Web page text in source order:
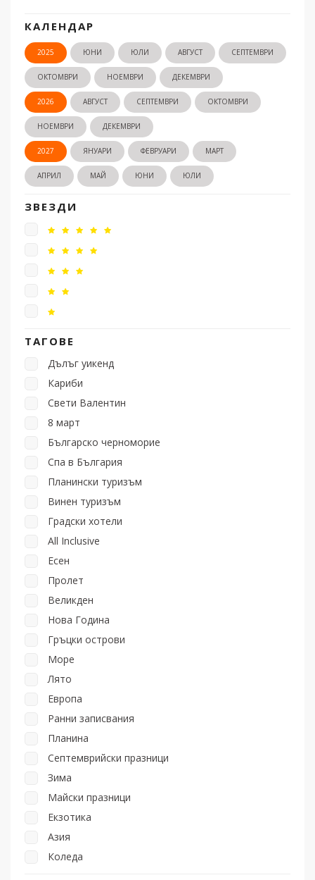
КАЛЕНДАР
2025 ЮНИ ЮЛИ АВГУСТ СЕПТЕМВРИ
ОКТОМВРИ НОЕМВРИ ДЕКЕМВРИ
2026 АВГУСТ СЕПТЕМВРИ ОКТОМВРИ
НОЕМВРИ ДЕКЕМВРИ
2027 ЯНУАРИ ФЕВРУАРИ МАРТ
АПРИЛ МАЙ ЮНИ ЮЛИ
ЗВЕЗДИ
ТАГОВЕ
Дълъг уикенд
Кариби
Свети Валентин
8 март
Българско черноморие
Спа в България
Планински туризъм
Винен туризъм
Градски хотели
All Inclusive
Есен
Пролет
Великден
Нова Година
Гръцки острови
Море
Лято
Европа
Ранни записвания
Планина
Септемврийски празници
Зима
Майски празници
Екзотика
Азия
Коледа